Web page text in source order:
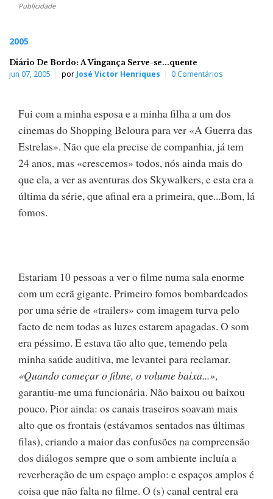
Publicidade
2005
Diário De Bordo: A Vingança Serve-se...quente
jun 07, 2005 por José Victor Henriques 0 Comentários
Fui com a minha esposa e a minha filha a um dos
cinemas do Shopping Beloura para ver «A Guerra das
Estrelas». Não que ela precise de companhia, já tem
24 anos, mas «crescemos» todos, nós ainda mais do
que ela, a ver as aventuras dos Skywalkers, e esta era a
última da série, que afinal era a primeira, que...Bom, lá
fomos.
Estariam 10 pessoas a ver o filme numa sala enorme
com um ecrã gigante. Primeiro fomos bombardeados
por uma série de «trailers» com imagem turva pelo
facto de nem todas as luzes estarem apagadas. O som
era péssimo. E estava tão alto que, temendo pela
minha saúde auditiva, me levantei para reclamar.
«Quando começar o filme, o volume baixa...»,
garantiu-me uma funcionária. Não baixou ou baixou
pouco. Pior ainda: os canais traseiros soavam mais
alto que os frontais (estávamos sentados nas últimas
filas), criando a maior das confusões na compreensão
dos diálogos sempre que o som ambiente incluía a
reverberação de um espaço amplo: e espaços amplos é
coisa que não falta no filme. O (s) canal central era